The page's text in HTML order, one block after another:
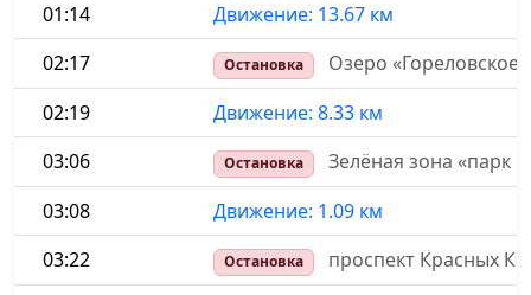
01:14
Движение: 13.67 км
02:17
Остановка
Озеро «Гореловское
02:19
Движение: 8.33 км
03:06
Остановка
Зелёная зона «парк
03:08
Движение: 1.09 км
03:22
Остановка
проспект Красных